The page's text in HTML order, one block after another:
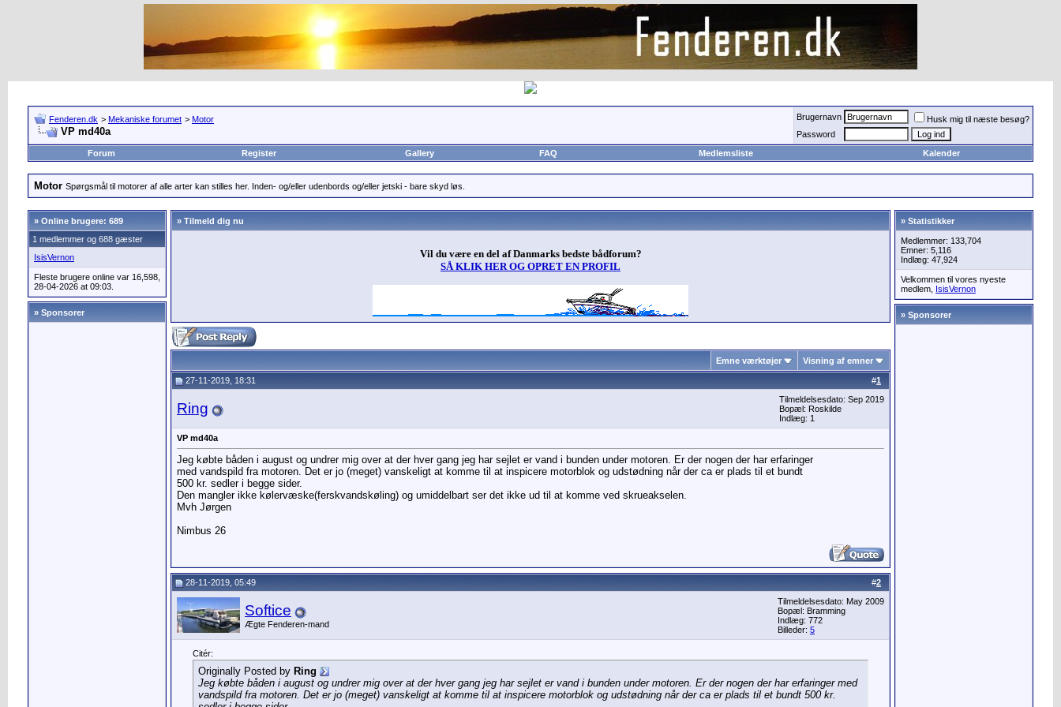
Fenderen.dk > Mekaniske forumet > Motor
VP md40a
Brugernavn
Husk mig til næste besøg?
Password
Forum
Register Gallery FAQ Medlemsliste Kalender
Motor Spørgsmål til motorer af alle arter kan stilles her. Inden- og/eller udenbords og/eller jetski - bare skyd løs.
» Online brugere: 689
1 medlemmer og 688 gæster
IsisVernon
Fleste brugere online var 16,598,
28-04-2026 at 09:03.
» Sponsorer
» Tilmeld dig nu
Vil du være en del af Danmarks bedste bådforum?
SÅ KLIK HER OG OPRET EN PROFIL
Emne værktøjer Visning af emner
#1
27-11-2019, 18:31
Ring
Tilmeldelsesdato: Sep 2019
Bopæl: Roskilde
Indlæg: 1
VP md40a
Jeg købte båden i august og undrer mig over at der hver gang jeg har sejlet er vand i bunden under motoren. Er der nogen der har erfaringer
med vandspild fra motoren. Det er jo (meget) vanskeligt at komme til at inspicere motorblok og udstødning når der ca er plads til et bundt
500 kr. sedler i begge sider.
Den mangler ikke kølervæske(ferskvandskøling) og umiddelbart ser det ikke ud til at komme ved skrueakselen.
Mvh Jørgen
Nimbus 26
#2
28-11-2019, 05:49
Softice
Ægte Fenderen-mand
Tilmeldelsesdato: May 2009
Bopæl: Bramming
Indlæg: 772
Billeder: 5
Citér:
Originally Posted by Ring
Jeg købte båden i august og undrer mig over at der hver gang jeg har sejlet er vand i bunden under motoren. Er der nogen der har erfaringer med
vandspild fra motoren. Det er jo (meget) vanskeligt at komme til at inspicere motorblok og udstødning når der ca er plads til et bundt 500 kr.
» Statistikker
Medlemmer: 133,704
Emner: 5,116
Indlæg: 47,924
Velkommen til vores nyeste
medlem, IsisVernon
» Sponsorer